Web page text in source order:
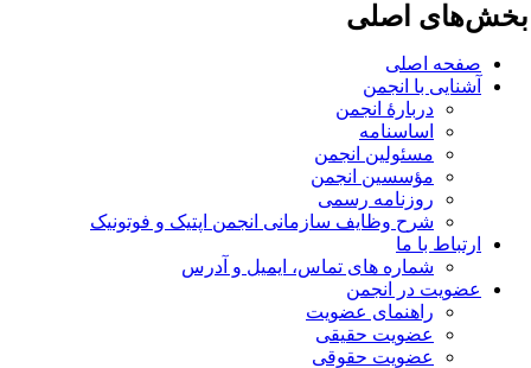
اصلی
صفحه اصلی
آشنایی با انجمن
دربارۀ انجمن
اساسنامه
مسئولین انجمن
مؤسسین انجمن
روزنامه رسمی
شرح وظایف سازمانی انجمن اپتیک و فوتونیک
ارتباط با ما
شماره های تماس، ایمیل و آدرس
عضویت در انجمن
راهنمای عضویت
عضویت حقیقی
عضویت حقوقی